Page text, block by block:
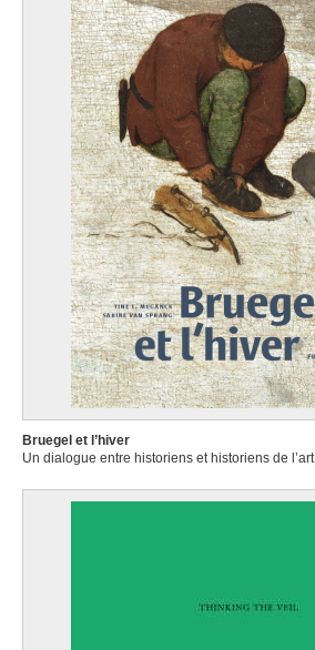
Bruegel et l’hiver
Un dialogue entre historiens et historiens de l’art